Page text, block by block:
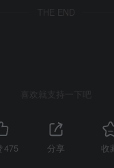
THE END
喜欢就支持一下吧
475 分享 收